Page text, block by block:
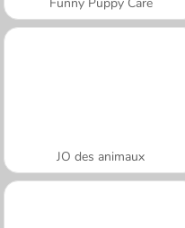
JO des animaux